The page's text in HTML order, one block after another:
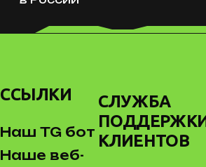
ССЫЛКИ
Наш TG бот
Наше веб-
СЛУЖБА
КЛИЕНТОВ